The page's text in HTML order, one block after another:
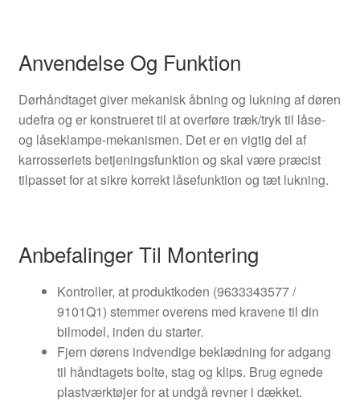
Anvendelse Og Funktion
Dørhåndtaget giver mekanisk åbning og lukning af døren
udefra og er konstrueret til at overføre træk/tryk til låse-
og låseklampe-mekanismen. Det er en vigtig del af
karrosseriets betjeningsfunktion og skal være præcist
tilpasset for at sikre korrekt låsefunktion og tæt lukning.
Anbefalinger Til Montering
Kontroller, at produktkoden (9633343577 /
9101Q1) stemmer overens med kravene til din
bilmodel, inden du starter.
Fjern dørens indvendige beklædning for adgang
til håndtagets bolte, stag og klips. Brug egnede
plastværktøjer for at undgå revner i dækket.